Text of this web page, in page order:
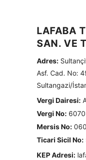
LAFABA
SAN. VE
Adres:
Asf. Cad. No:
Sultangazi/
Vergi Dairesi:
Vergi No:
Mersis No:
Ticari Sicil No:
KEP Adresi: